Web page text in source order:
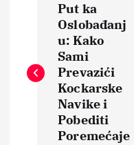
v
Put ka
Oslobađanj
u: Kako
Sami
Prevazići
Kockarske
Navike i
Pobediti
Poremećaje